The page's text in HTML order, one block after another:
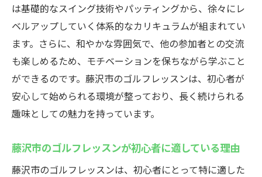
は基礎的なスイング技術やパッティングから、徐々にレ
ベルアップしていく体系的なカリキュラムが組まれてい
ます。さらに、和やかな雰囲気で、他の参加者との交流
も楽しめるため、モチベーションを保ちながら学ぶこと
ができるのです。藤沢市のゴルフレッスンは、初心者が
安心して始められる環境が整っており、長く続けられる
趣味としての魅力を持っています。
藤沢市のゴルフレッスンが初心者に適している理由
藤沢市のゴルフレッスンは、初心者にとって特に適した